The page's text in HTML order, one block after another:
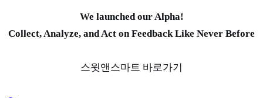
We launched our Alpha!
Collect, Analyze, and Act on Feedback Like Never Before
스윗앤스마트 바로가기